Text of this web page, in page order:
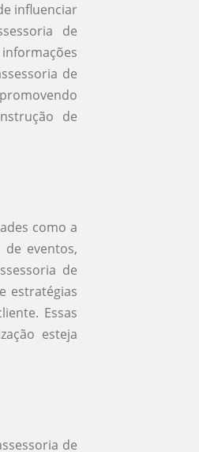
influenciar
de
de
de
como a
de eventos,
de
estratégias
Essas
esteja
de